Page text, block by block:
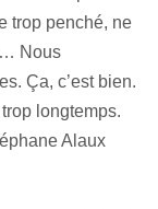
trop penché, ne
Nous
Ça, c’est bien.
longtemps.
Alaux